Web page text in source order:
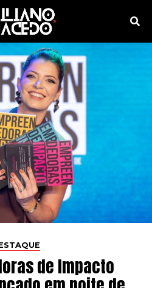
de Impacto